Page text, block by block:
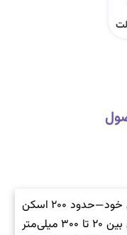
بارکد اسکنر سیمی ZEC با سرعت بالای خود—حدود ۲۰۰ اسکن
در ثانیه—می‌تواند بارکدها را از فاصله‌ای بین ۲۰ تا ۳۰۰ میلی‌متر